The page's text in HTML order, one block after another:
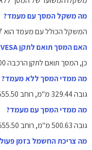
מה משקל המסך עם מעמד?
המשקל הכולל עם מעמד הוא ‎6.07‎ ק"ג.
האם המסך תואם לתקן VESA?
כן, המסך תואם לתקן הרכבה ‎VESA 100x100‎.
מה ממדי המסך ללא מעמד?
גובה ‎329.44‎ מ"מ, רוחב ‎555.50‎ מ"מ, עומק ‎68.83‎ מ"מ.
מה ממדי המסך עם מעמד?
גובה ‎500.63‎ מ"מ, רוחב ‎555.50‎ מ"מ, עומק ‎205.99‎ מ"מ.
מה צריכת החשמל בזמן